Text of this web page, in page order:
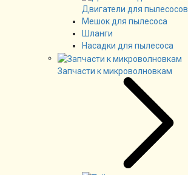
Двигатели для пылесосов
Мешок для пылесоса
Шланги
Насадки для пылесоса
Запчасти к микроволновкам